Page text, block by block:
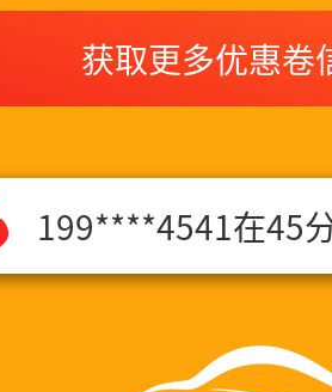
获取更多优惠卷
187****2665在26
130****1113在16